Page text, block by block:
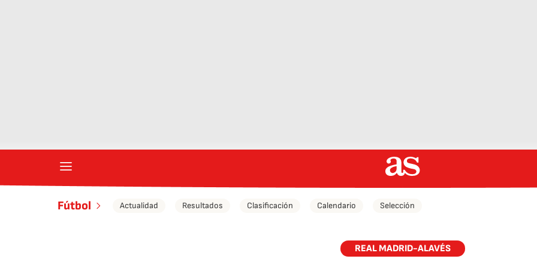
Fútbol Actualidad Resultados Clasificación Calendario Selección
REAL MADRID-ALAVÉS